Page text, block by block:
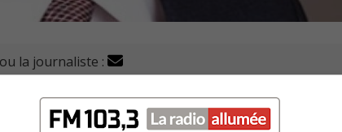
la journaliste :
Gaétan Marcil annonce se présenter comme